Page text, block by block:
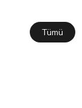
Tümü